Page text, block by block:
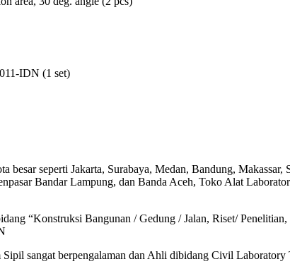
IDN (1 set)
besar seperti Jakarta, Surabaya, Medan, Bandung,
Bandar Lampung, dan Banda Aceh, Toko Alat
“Konstruksi Bangunan / Gedung / Jalan, Riset/
sangat berpengalaman dan Ahli dibidang Civil Laboratory